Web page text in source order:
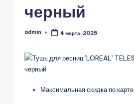
черный
Запись
admin 4 марта, 2025
Максимальная скидка по карте